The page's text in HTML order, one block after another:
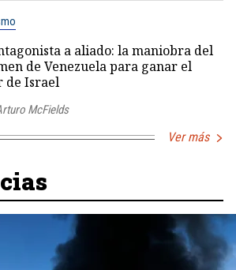
a aliado: la maniobra del
de Venezuela para ganar el
de Israel
McFields
Ver más